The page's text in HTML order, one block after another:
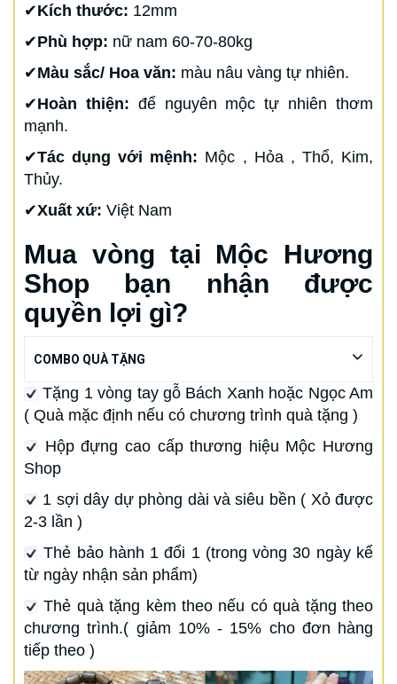
✔Kích thước: 12mm
✔Phù hợp: nữ nam 60-70-80kg
✔Màu sắc/ Hoa văn: màu nâu vàng tự nhiên.
✔Hoàn thiện: để nguyên mộc tự nhiên thơm
mạnh.
✔Tác dụng với mệnh: Mộc , Hỏa , Thổ, Kim,
Thủy.
✔Xuất xứ: Việt Nam
Mua vòng tại Mộc Hương
Shop bạn nhận được
quyền lợi gì?
COMBO QUÀ TẶNG
Tặng 1 vòng tay gỗ Bách Xanh hoặc Ngọc Am
( Quà mặc định nếu có chương trình quà tặng )
Hộp đựng cao cấp thương hiệu Mộc Hương
Shop
1 sợi dây dự phòng dài và siêu bền ( Xỏ được
2-3 lần )
Thẻ bảo hành 1 đổi 1 (trong vòng 30 ngày kể
từ ngày nhận sản phẩm)
Thẻ quà tặng kèm theo nếu có quà tặng theo
chương trình.( giảm 10% - 15% cho đơn hàng
tiếp theo )